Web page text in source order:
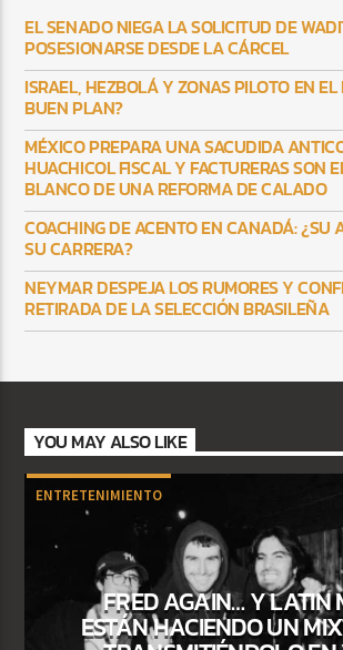
EL SENADO NIEGA LA SOLICITUD DE
POSESIONARSE DESDE LA CÁRCEL
ISRAEL, HEZBOLÁ Y ZONAS PILOTO EN
BUEN PLAN?
MÉXICO PREPARA UNA SACUDIDA
HUACHICOL FISCAL Y FACTURERAS SON
BLANCO DE UNA REFORMA DE CALADO
COACHING DE ACENTO EN CANADÁ: ¿SU
SU CARRERA?
NEYMAR DESPEJA LOS RUMORES Y
RETIRADA DE LA SELECCIÓN BRASILEÑA
YOU MAY ALSO LIKE
ENTRETENIMIENTO
FRED AGAIN… Y LATIN
ESTÁN HACIENDO UN